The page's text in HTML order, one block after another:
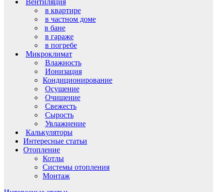
в квартире
в частном доме
в бане
в гараже
в погребе
Микроклимат
Влажность
Ионизация
Кондиционирование
Осушение
Очищение
Свежесть
Сырость
Увлажнение
Калькуляторы
Интересные статьи
Отопление
Котлы
Системы отопления
Монтаж